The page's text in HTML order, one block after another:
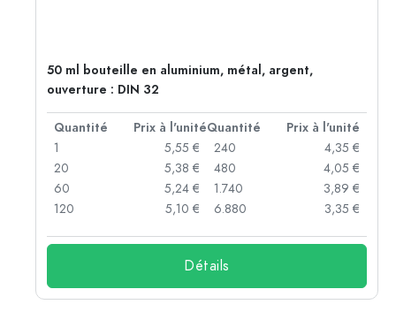
50 ml bouteille en aluminium, métal, argent,
ouverture : DIN 32
Quantité Prix à l'unitéQuantité
Prix à l'unité
1
5,55 €
20
5,38 €
60
5,24 €
120
5,10 €
240
4,35 €
480
4,05 €
1.740
3,89 €
6.880
3,35 €
Détails